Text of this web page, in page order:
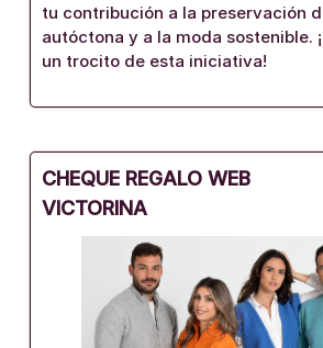
tu contribución a la preservación
autóctona y a la moda sostenible.
un trocito de esta iniciativa!
CHEQUE REGALO WEB
VICTORINA